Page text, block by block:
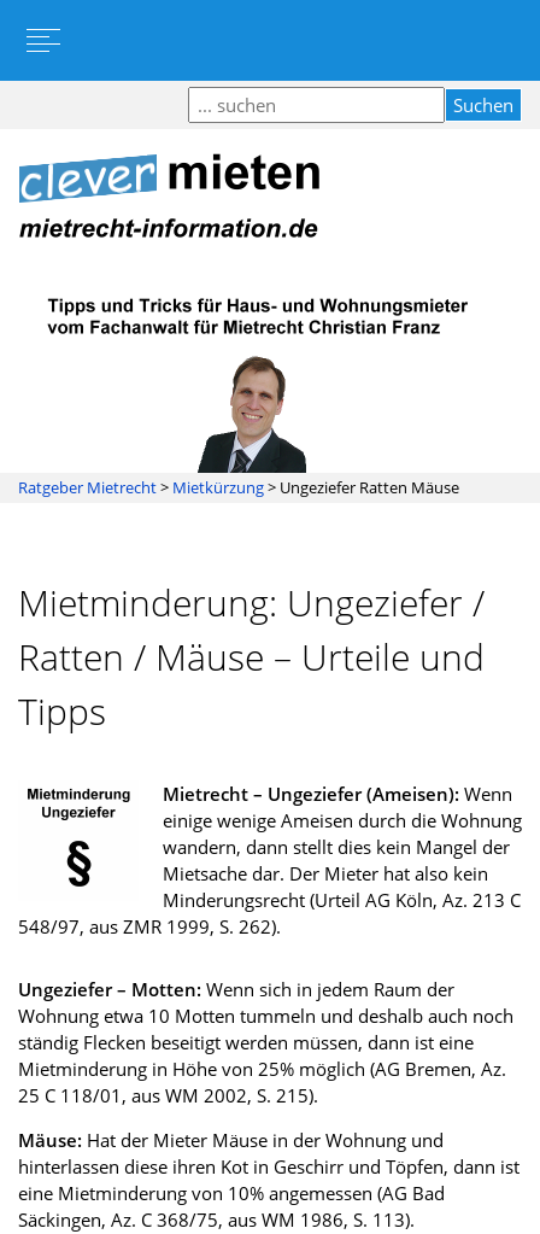
Ratgeber Mietrecht> Mietkürzung> Ungeziefer Ratten Mäuse
Mietminderung: Ungeziefer /
Ratten / Mäuse – Urteile und
Tipps
Mietrecht – Ungeziefer (Ameisen): Wenn
einige wenige Ameisen durch die Wohnung
wandern, dann stellt dies kein Mangel der
Mietsache dar. Der Mieter hat also kein
Minderungsrecht (Urteil AG Köln, Az. 213 C
548/97, aus ZMR 1999, S. 262).
Ungeziefer – Motten: Wenn sich in jedem Raum der
Wohnung etwa 10 Motten tummeln und deshalb auch noch
ständig Flecken beseitigt werden müssen, dann ist eine
Mietminderung in Höhe von 25% möglich (AG Bremen, Az.
25 C 118/01, aus WM 2002, S. 215).
Mäuse: Hat der Mieter Mäuse in der Wohnung und
hinterlassen diese ihren Kot in Geschirr und Töpfen, dann ist
eine Mietminderung von 10% angemessen (AG Bad
Säckingen, Az. C 368/75, aus WM 1986, S. 113).